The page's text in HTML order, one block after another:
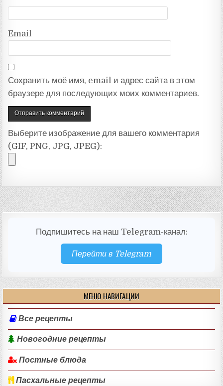
Email
Сохранить моё имя, email и адрес сайта в этом
браузере для последующих моих комментариев.
Выберите изображение для вашего комментария
(GIF, PNG, JPG, JPEG):
Подпишитесь на наш Telegram-канал:
Перейти в Telegram
МЕНЮ НАВИГАЦИИ
Все рецепты
Новогодние рецепты
Постные блюда
Пасхальные рецепты